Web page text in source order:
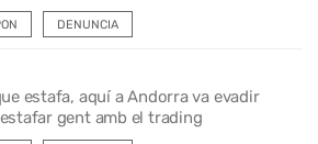
DENUNCIA
estafa, aquí a Andorra va evadir
gent amb el trading